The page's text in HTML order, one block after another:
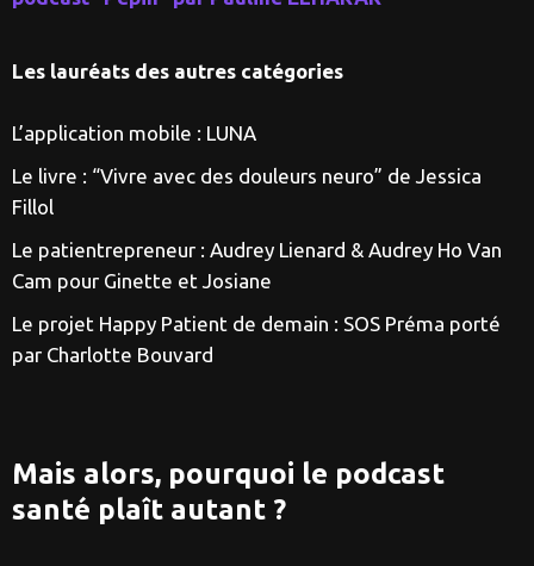
Les lauréats des autres catégories
L’application mobile : LUNA
Le livre : “Vivre avec des douleurs neuro” de Jessica
Fillol
Le patientrepreneur : Audrey Lienard & Audrey Ho Van
Cam pour Ginette et Josiane
Le projet Happy Patient de demain : SOS Préma porté
par Charlotte Bouvard
Mais alors, pourquoi le podcast
santé plaît autant ?